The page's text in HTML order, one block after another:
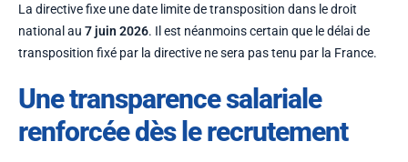
La directive fixe une date limite de transposition dans le droit
national au 7 juin 2026. Il est néanmoins certain que le délai de
transposition fixé par la directive ne sera pas tenu par la France.
Une transparence salariale
renforcée dès le recrutement